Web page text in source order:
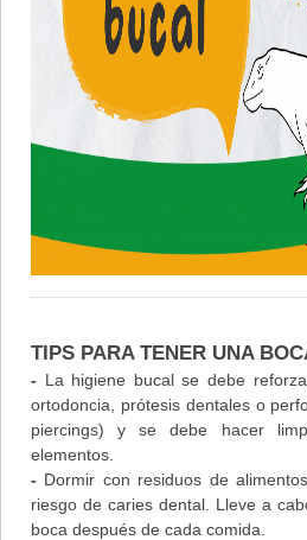
TIPS PARA TENER UNA
- La higiene bucal se debe
ortodoncia, prótesis dentales o
piercings) y se debe hacer
elementos.
- Dormir con residuos de
riesgo de caries dental. Lleve a
boca después de cada comida.